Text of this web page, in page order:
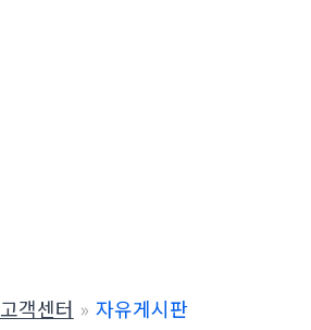
고객센터 자유게시판